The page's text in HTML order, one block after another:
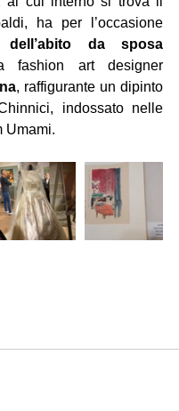
ha per l’occasione
, raffigurante un dipinto
indossato nelle
Umami.